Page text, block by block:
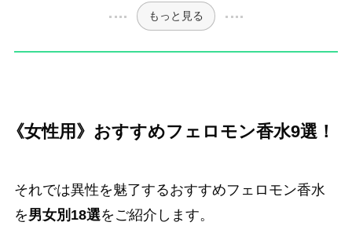
もっと見る
《女性用》おすすめフェロモン香水9選！
それでは異性を魅了するおすすめフェロモン香水
を男女別18選をご紹介します。